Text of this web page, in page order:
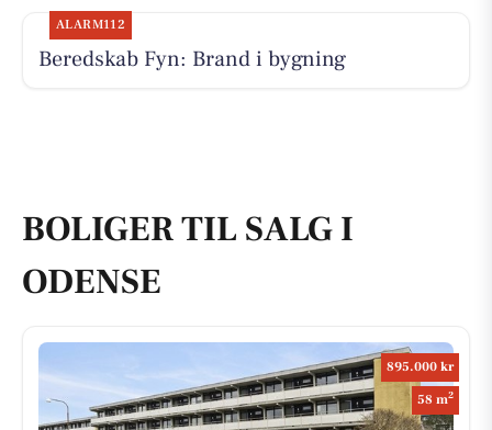
ALARM112
Beredskab Fyn: Brand i bygning
BOLIGER TIL SALG I
ODENSE
895.000 kr
58 m2